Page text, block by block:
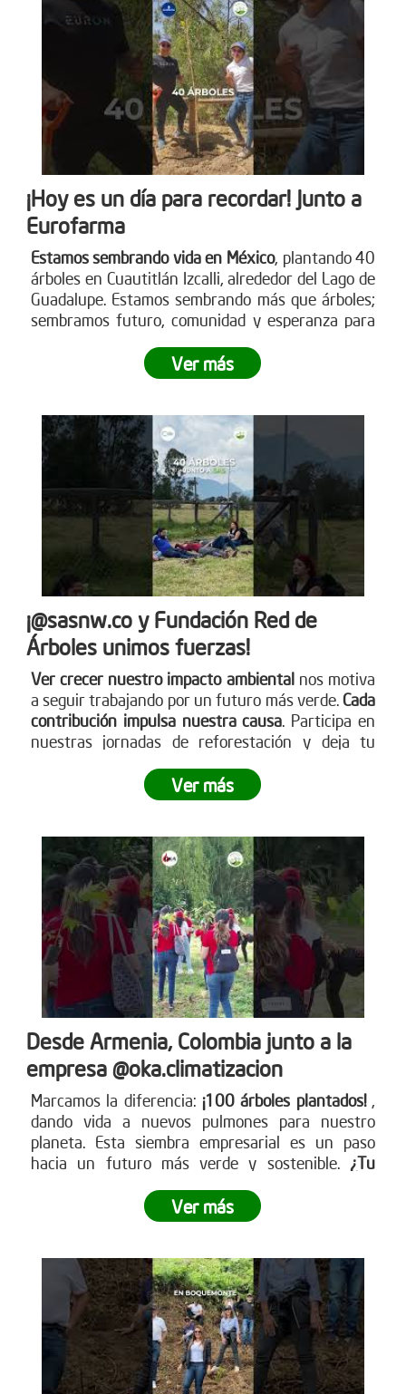
¡Hoy es un día para recordar! Junto a
Eurofarma
Estamos sembrando vida en México, plantando 40
árboles en Cuautitlán Izcalli, alrededor del Lago de
Guadalupe. Estamos sembrando más que árboles;
sembramos futuro, comunidad y esperanza para
revolución verde?
Ver más
¡@sasnw.co y Fundación Red de
Árboles unimos fuerzas!
Ver crecer nuestro impacto ambientalnos motiva
a seguir trabajando por un futuro más verde.Cada
contribución impulsa nuestra causa. Participa en
nuestras jornadas de reforestación y deja tu
visitando nuestra página web
www.reddearboles.org
Ver más
Desde Armenia, Colombia junto a la
empresa @oka.climatizacion
Marcamos la diferencia: ¡100 árboles plantados! ,
dando vida a nuevos pulmones para nuestro
planeta. Esta siembra empresarial es un paso
hacia un futuro más verde y sostenible. ¿Tu
Ver más